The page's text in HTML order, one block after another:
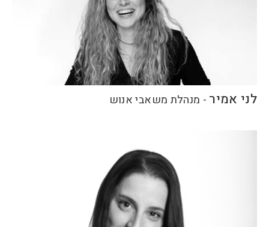
לני אמיר - מנהלת משאבי אנוש